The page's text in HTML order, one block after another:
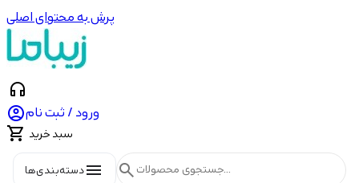
پرش به محتوای اصلی
headphones
ورود / ثبت نام
 سبد خرید
menuدسته‌بندی‌ها search